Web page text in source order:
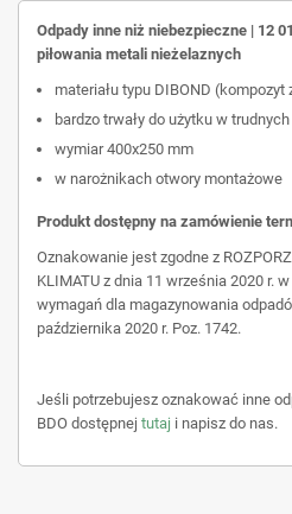
Odpady inne niż niebezpieczne | 12
piłowania metali nieżelaznych
materiału typu DIBOND (kompozyt
bardzo trwały do użytku w
wymiar 400x250 mm
w narożnikach otwory montażowe
Produkt dostępny na zamówienie
Oznakowanie jest zgodne z
KLIMATU z dnia 11 września 2020 r.
wymagań dla magazynowania
października 2020 r. Poz. 1742.
Jeśli potrzebujesz oznakować inne
BDO dostępnej tutaj i napisz do nas.